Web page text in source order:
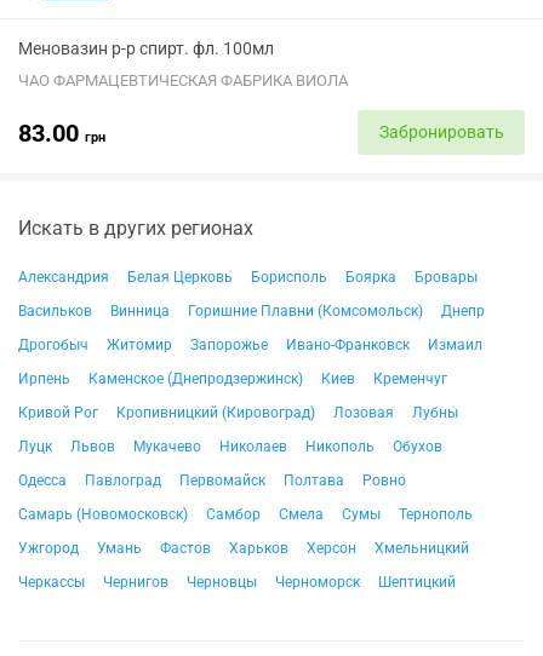
Меновазин р-р спирт. фл. 100мл
ЧАО ФАРМАЦЕВТИЧЕСКАЯ ФАБРИКА ВИОЛА
83.00 грн Забронировать
Искать в других регионах
Александрия Белая Церковь Борисполь Боярка
Бровары
Васильков
Винница Горишние Плавни (Комсомольск)
Днепр
Дрогобыч
Житомир Запорожье Ивано-Франковск
Измаил
Ирпень
Каменское (Днепродзержинск) Киев
Кременчуг
Кривой Рог
Кропивницкий (Кировоград) Лозовая
Лубны
Луцк
Львов Мукачево Николаев Никополь
Обухов
Одесса
Павлоград Первомайск Полтава
Ровно
Самарь (Новомосковск)
Самбор Смела Сумы
Тернополь
Ужгород
Умань Фастов Харьков Херсон
Хмельницкий
Черкассы
Чернигов Черновцы Черноморск Шептицкий